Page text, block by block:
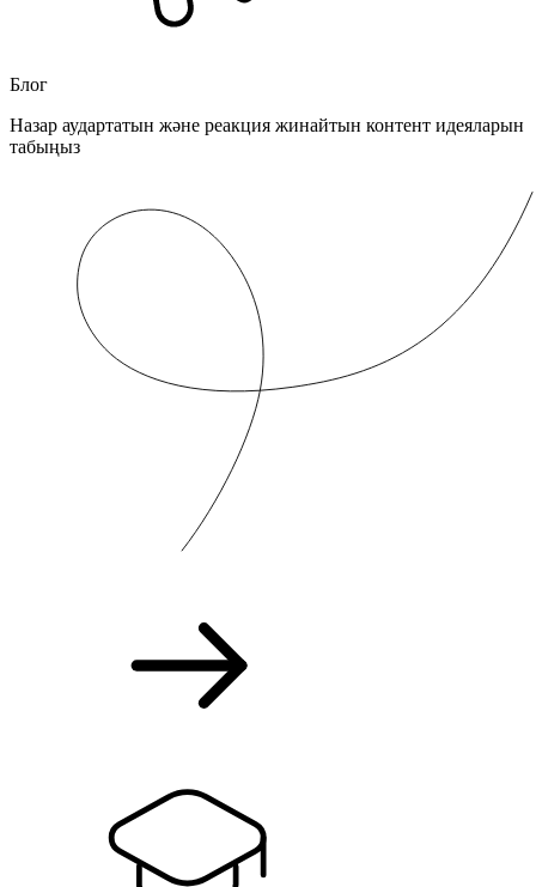
Блог
Назар аудартатын және реакция жинайтын контент идеяларын
табыңыз